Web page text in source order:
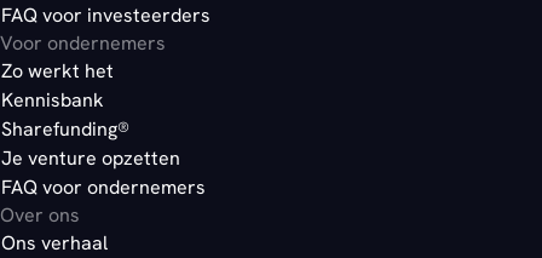
FAQ voor investeerders
Voor ondernemers
Zo werkt het
Kennisbank
Sharefunding®
Je venture opzetten
FAQ voor ondernemers
Over ons
Ons verhaal